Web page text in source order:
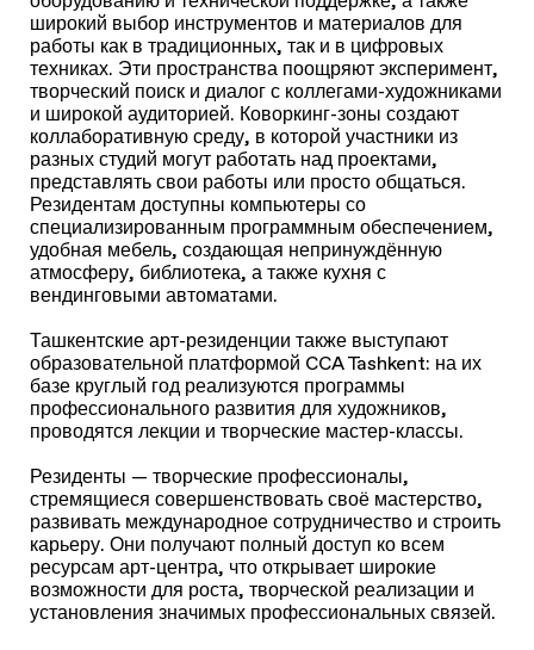
широкий выбор инструментов и материалов для
работы как в традиционных, так и в цифровых
техниках. Эти пространства поощряют эксперимент,
творческий поиск и диалог с коллегами-художниками
и широкой аудиторией. Коворкинг-зоны создают
коллаборативную среду, в которой участники из
разных студий могут работать над проектами,
представлять свои работы или просто общаться.
Резидентам доступны компьютеры со
специализированным программным обеспечением,
удобная мебель, создающая непринуждённую
атмосферу, библиотека, а также кухня с
вендинговыми автоматами.
Ташкентские арт-резиденции также выступают
образовательной платформой CCA Tashkent: на их
базе круглый год реализуются программы
профессионального развития для художников,
проводятся лекции и творческие мастер-классы.
Резиденты — творческие профессионалы,
стремящиеся совершенствовать своё мастерство,
развивать международное сотрудничество и строить
карьеру. Они получают полный доступ ко всем
ресурсам арт-центра, что открывает широкие
возможности для роста, творческой реализации и
установления значимых профессиональных связей.